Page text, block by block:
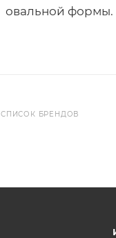
овальной формы.
СПИСОК БРЕНДОВ